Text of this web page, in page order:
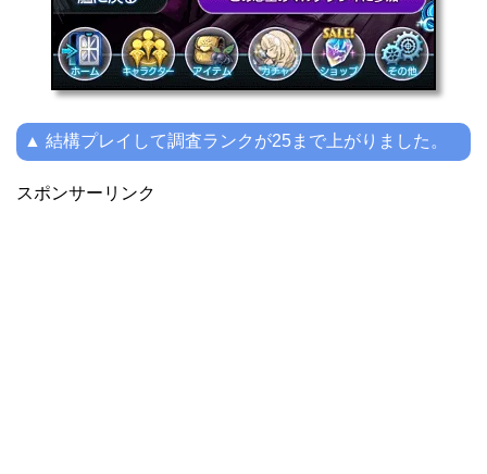
▲ 結構プレイして調査ランクが25まで上がりました。
スポンサーリンク